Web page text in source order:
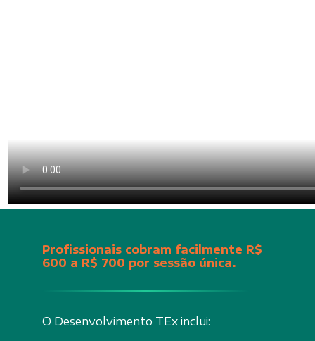
Profissionais cobram facilmente R$
600 a R$ 700 por sessão única.
O Desenvolvimento TEx inclui: